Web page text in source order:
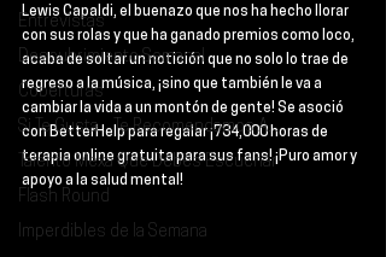
Entrevistas
Descubrimiento Semanal
Coberturas
Si Te Gusta... Te Recomendamos A...
Talento Mexa Que Debes Escuchar
Flash Round
Imperdibles de la Semana
Lewis Capaldi, el buenazo que nos ha hecho llorar
con sus rolas y que ha ganado premios como loco,
acaba de soltar un notición que no solo lo trae de
regreso a la música, ¡sino que también le va a
cambiar la vida a un montón de gente! Se asoció
con BetterHelp para regalar ¡734,000 horas de
terapia online gratuita para sus fans! ¡Puro amor y
apoyo a la salud mental!